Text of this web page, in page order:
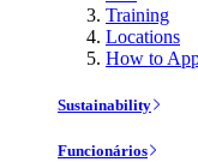
Training
Locations
How to
Sustainability
Funcionários